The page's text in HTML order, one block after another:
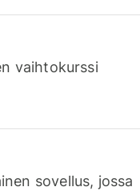
vaihtokurssi
sovellus, jossa